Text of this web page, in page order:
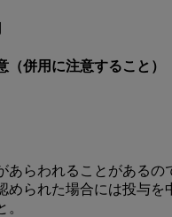
（併用に注意すること）
あらわれることがあるの
められた場合には投与を